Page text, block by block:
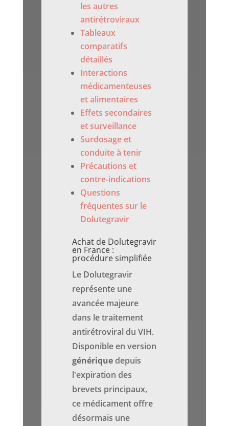
les autres
antirétroviraux
Tableaux
comparatifs
détaillés
Interactions
médicamenteuses
et alimentaires
Effets secondaires
et surveillance
Surdosage et
conduite à tenir
Précautions et
contre-indications
Questions
fréquentes sur le
Dolutegravir
Achat de Dolutegravir
en France :
procédure simplifiée
Le Dolutegravir
représente une
avancée majeure
dans le traitement
antirétroviral du VIH.
Disponible en version
génériquedepuis
l'expiration des
brevets principaux,
ce médicament offre
désormais une